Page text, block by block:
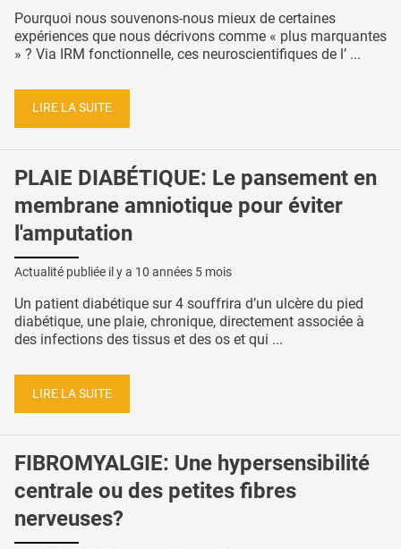
Pourquoi nous souvenons-nous mieux de certaines
expériences que nous décrivons comme « plus marquantes
» ? Via IRM fonctionnelle, ces neuroscientifiques de l’ ...
LIRE LA SUITE
PLAIE DIABÉTIQUE: Le pansement en
membrane amniotique pour éviter
l'amputation
Actualité publiée il y a 10 années 5 mois
Un patient diabétique sur 4 souffrira d’un ulcère du pied
diabétique, une plaie, chronique, directement associée à
des infections des tissus et des os et qui ...
LIRE LA SUITE
FIBROMYALGIE: Une hypersensibilité
centrale ou des petites fibres
nerveuses?